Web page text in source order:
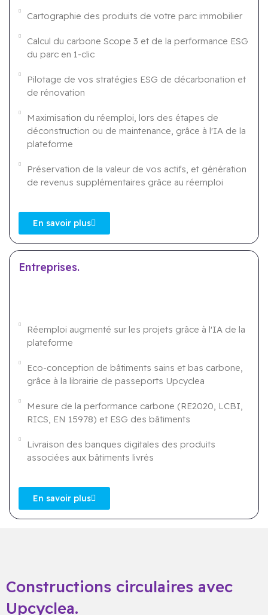
Cartographie des produits de votre parc immobilier
Calcul du carbone Scope 3 et de la performance ESG
du parc en 1-clic
Pilotage de vos stratégies ESG de décarbonation et
de rénovation
Maximisation du réemploi, lors des étapes de
déconstruction ou de maintenance, grâce à l'IA de la
plateforme​
Préservation de la valeur de vos actifs, et génération
de revenus supplémentaires grâce au réemploi
En savoir plus
Entreprises.
Réemploi augmenté sur les projets grâce à l'IA de la
plateforme
Eco-conception de bâtiments sains et bas carbone,
grâce à la librairie de passeports Upcyclea
Mesure de la performance carbone (RE2020, LCBI,
RICS, EN 15978) et ESG des bâtiments
Livraison des banques digitales des produits
associées aux bâtiments livrés
En savoir plus
Constructions circulaires avec
Upcyclea.